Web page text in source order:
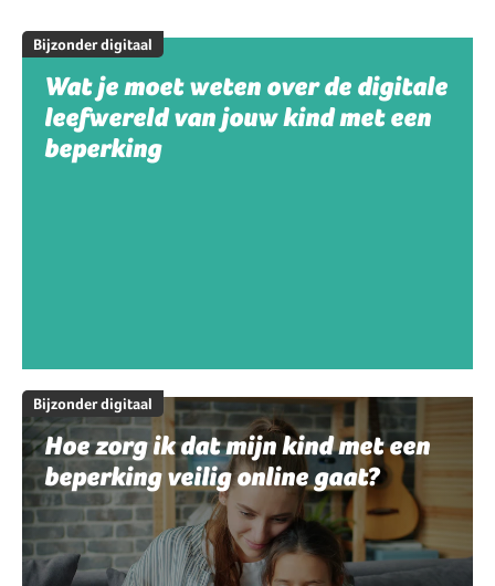
Bijzonder digitaal
Wat je moet weten over de digitale
leefwereld van jouw kind met een
beperking
Bijzonder digitaal
Hoe zorg ik dat mijn kind met een
beperking veilig online gaat?